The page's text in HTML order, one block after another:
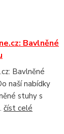
Bavlněné
Bavlněné
naší nabídky
stuhy s
číst celé